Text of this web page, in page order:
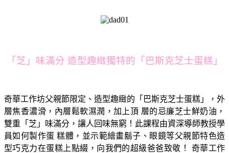
「芝」味滿分 造型趣緻獨特的「巴斯克芝士蛋糕」
奇華工作坊父親節限定、造型趣緻的「巴斯克芝士蛋糕」，外
層焦香濃滑，內層鬆軟濕潤，加上頂 層的忌廉芝士鮮奶油，
雙重「芝」味滿分，讓人回味無窮！此課程由資深導師教授學
員如何製作蛋 糕體，並示範繪畫鬍子、眼鏡等父親節特色造
型巧克力在蛋糕上點綴，向我們的超級爸爸致敬！ 奇華工作